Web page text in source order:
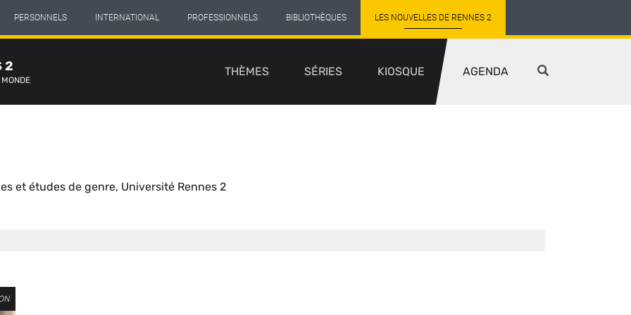
PERSONNELS INTERNATIONAL PROFESSIONNELS BIBLIOTHÈQUES LES NOUVELLES DE RENNES 2
2
principale
THÈMES SÉRIES KIOSQUE AGENDA
et études de genre, Université Rennes 2